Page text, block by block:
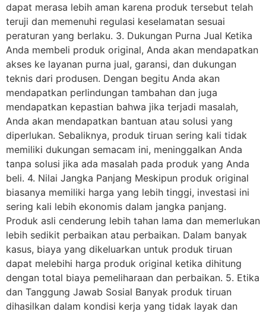
dapat merasa lebih aman karena produk tersebut telah
teruji dan memenuhi regulasi keselamatan sesuai
peraturan yang berlaku. 3. Dukungan Purna Jual Ketika
Anda membeli produk original, Anda akan mendapatkan
akses ke layanan purna jual, garansi, dan dukungan
teknis dari produsen. Dengan begitu Anda akan
mendapatkan perlindungan tambahan dan juga
mendapatkan kepastian bahwa jika terjadi masalah,
Anda akan mendapatkan bantuan atau solusi yang
diperlukan. Sebaliknya, produk tiruan sering kali tidak
memiliki dukungan semacam ini, meninggalkan Anda
tanpa solusi jika ada masalah pada produk yang Anda
beli. 4. Nilai Jangka Panjang Meskipun produk original
biasanya memiliki harga yang lebih tinggi, investasi ini
sering kali lebih ekonomis dalam jangka panjang.
Produk asli cenderung lebih tahan lama dan memerlukan
lebih sedikit perbaikan atau perbaikan. Dalam banyak
kasus, biaya yang dikeluarkan untuk produk tiruan
dapat melebihi harga produk original ketika dihitung
dengan total biaya pemeliharaan dan perbaikan. 5. Etika
dan Tanggung Jawab Sosial Banyak produk tiruan
dihasilkan dalam kondisi kerja yang tidak layak dan